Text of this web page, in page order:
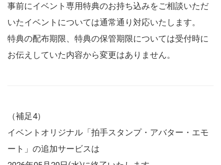
事前にイベント専用特典のお持ち込みをご相談いただ
いたイベントについては通常通り対応いたします。
特典の配布期限、特典の保管期限については受付時に
お伝えしていた内容から変更はありません。
（補足4）
イベントオリジナル「拍手スタンプ・アバター・エモ
ート」の追加サービスは